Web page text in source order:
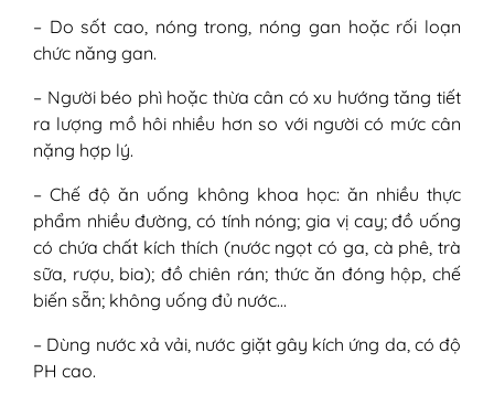
– Do sốt cao, nóng trong, nóng gan hoặc rối loạn
chức năng gan.
– Người béo phì hoặc thừa cân có xu hướng tăng tiết
ra lượng mồ hôi nhiều hơn so với người có mức cân
nặng hợp lý.
– Chế độ ăn uống không khoa học: ăn nhiều thực
phẩm nhiều đường, có tính nóng; gia vị cay; đồ uống
có chứa chất kích thích (nước ngọt có ga, cà phê, trà
sữa, rượu, bia); đồ chiên rán; thức ăn đóng hộp, chế
biến sẵn; không uống đủ nước…
– Dùng nước xả vải, nước giặt gây kích ứng da, có độ
PH cao.